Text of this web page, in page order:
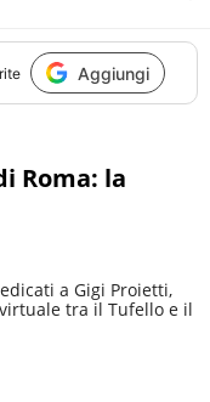
Aggiungi
Roma: la
a Gigi Proietti,
tra il Tufello e il